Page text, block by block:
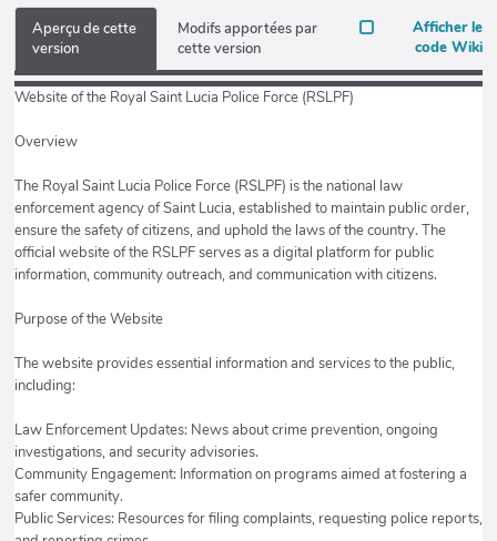
Aperçu de cette
version
Modifs apportées par
cette version
Afficher le
code Wiki